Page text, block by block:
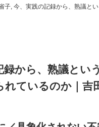
子, 今、実践の記録から、熟議と
録から、熟議と
れているのか｜吉